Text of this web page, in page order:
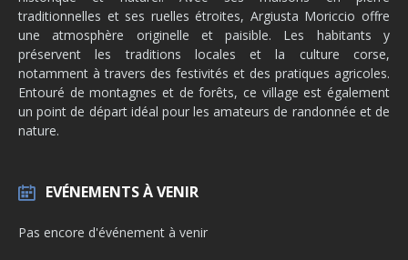
traditionnelles et ses ruelles étroites, Argiusta Moriccio offre
une atmosphère originelle et paisible. Les habitants y
préservent les traditions locales et la culture corse,
notamment à travers des festivités et des pratiques agricoles.
Entouré de montagnes et de forêts, ce village est également
un point de départ idéal pour les amateurs de randonnée et de
nature.
EVÉNEMENTS À VENIR
Pas encore d'événement à venir